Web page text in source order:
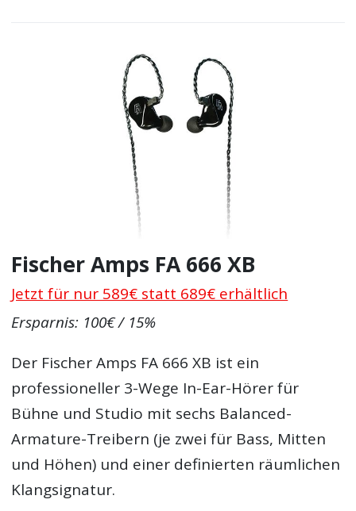
Fischer Amps FA 666 XB
Jetzt für nur 589€ statt 689€ erhältlich
Ersparnis: 100€ / 15%
Der Fischer Amps FA 666 XB ist ein
professioneller 3-Wege In-Ear-Hörer für
Bühne und Studio mit sechs Balanced-
Armature-Treibern (je zwei für Bass, Mitten
und Höhen) und einer definierten räumlichen
Klangsignatur.